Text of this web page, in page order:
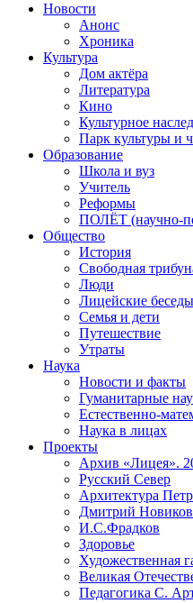
Новости
Анонс
Хроника
Культура
Дом актёра
Литература
Кино
Культурное
Парк культуры и
Образование
Школа и вуз
Учитель
Реформы
ПОЛЁТ (научно-
Общество
История
Свободная
Люди
Лицейские беседы
Семья и дети
Путешествие
Утраты
Наука
Новости и факты
Гуманитарные
Естественно-
Наука в лицах
Проекты
Архив «Лицея».
Русский Север
Архитектура
Дмитрий Новиков
И.С.Фрадков
Здоровье
Художественная
Великая
Педагогика С.